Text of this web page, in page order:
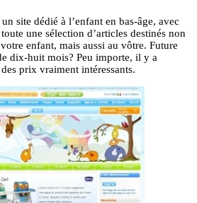
un site dédié à l’enfant en bas-âge, avec
une sélection d’articles destinés non
enfant, mais aussi au vôtre. Future
dix-huit mois? Peu importe, il y a
prix vraiment intéressants.